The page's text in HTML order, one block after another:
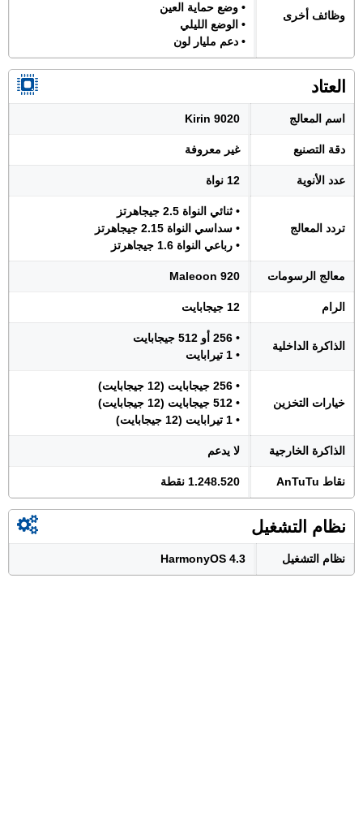
وظائف أخرى
• وضع حماية العين
• الوضع الليلي
• دعم مليار لون
العتاد
اسم المعالج Kirin 9020
دقة التصنيع غير معروفة
عدد الأنوية 12 نواة
تردد المعالج
• ثنائي النواة 2.5 جيجاهرتز
• سداسي النواة 2.15 جيجاهرتز
• رباعي النواة 1.6 جيجاهرتز
معالج الرسومات Maleoon 920
الرام 12 جيجابايت
الذاكرة الداخلية
• 256 أو 512 جيجابايت
• 1 تيرابايت
خيارات التخزين
• 256 جيجابايت (12 جيجابايت)
• 512 جيجابايت (12 جيجابايت)
• 1 تيرابايت (12 جيجابايت)
الذاكرة الخارجية لا يدعم
نقاط AnTuTu 1.248.520 نقطة
نظام التشغيل
نظام التشغيل HarmonyOS 4.3